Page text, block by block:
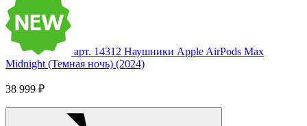
арт. 14312 Наушники Apple AirPods Max
Midnight (Темная ночь) (2024)
38 999 ₽